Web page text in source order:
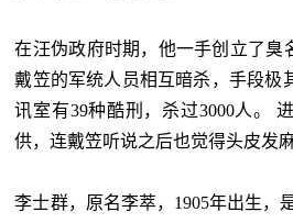
在汪伪政府时期，他一手创立了臭
戴笠的军统人员相互暗杀，手段极
讯室有39种酷刑，杀过3000人。
供，连戴笠听说之后也觉得头皮发麻
李士群，原名李萃，1905年出生，